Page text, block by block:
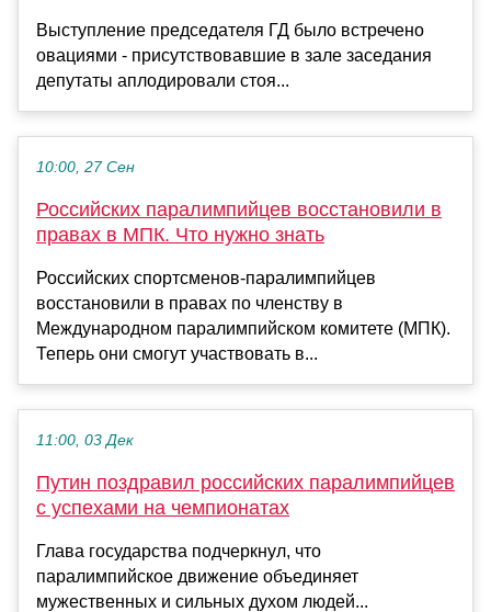
Выступление председателя ГД было встречено
овациями - присутствовавшие в зале заседания
депутаты аплодировали стоя...
10:00, 27 Сен
Российских паралимпийцев восстановили в
правах в МПК. Что нужно знать
Российских спортсменов-паралимпийцев
восстановили в правах по членству в
Международном паралимпийском комитете (МПК).
Теперь они смогут участвовать в...
11:00, 03 Дек
Путин поздравил российских паралимпийцев
с успехами на чемпионатах
Глава государства подчеркнул, что
паралимпийское движение объединяет
мужественных и сильных духом людей...